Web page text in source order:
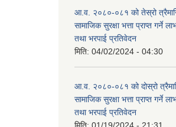
आ.व. २०८०-०८१ को तेस्रो
सामाजिक सुरक्षा भत्ता प्राप्त गर्ने
तथा भरपाई प्रतिवेदन
मिति: 04/02/2024 - 04:30
आ.व. २०८०-०८१ को दोस्रो
सामाजिक सुरक्षा भत्ता प्राप्त गर्ने
तथा भरपाई प्रतिवेदन